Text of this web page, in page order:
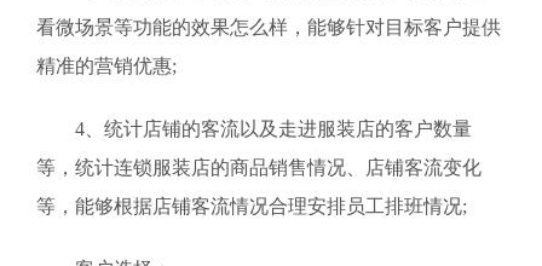
看微场景等功能的效果怎么样，能够针对目标客户提供
精准的营销优惠;
4、统计店铺的客流以及走进服装店的客户数量
等，统计连锁服装店的商品销售情况、店铺客流变化
等，能够根据店铺客流情况合理安排员工排班情况;